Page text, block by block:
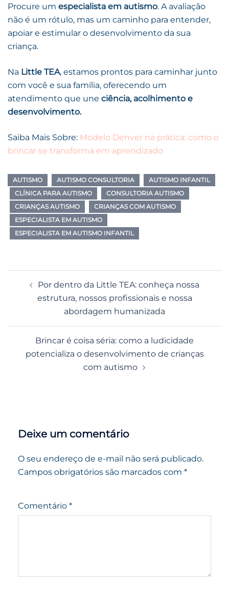
Procure um especialista em autismo. A avaliação
não é um rótulo, mas um caminho para entender,
apoiar e estimular o desenvolvimento da sua
criança.
Na Little TEA, estamos prontos para caminhar junto
com você e sua família, oferecendo um
atendimento que une ciência, acolhimento e
desenvolvimento.
Saiba Mais Sobre: Modelo Denver na prática: como o
brincar se transforma em aprendizado
AUTISMO AUTISMO CONSULTORIA
AUTISMO INFANTIL
CLÍNICA PARA AUTISMO
CONSULTORIA AUTISMO
CRIANÇAS AUTISMO
CRIANÇAS COM AUTISMO
ESPECIALISTA EM AUTISMO
ESPECIALISTA EM AUTISMO INFANTIL
posts
Por dentro da Little TEA: conheça nossa
estrutura, nossos profissionais e nossa
abordagem humanizada
Brincar é coisa séria: como a ludicidade
potencializa o desenvolvimento de crianças
com autismo
Deixe um comentário
O seu endereço de e-mail não será publicado.
Campos obrigatórios são marcados com *
Comentário *